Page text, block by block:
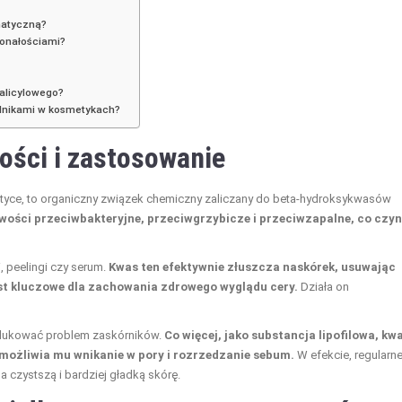
w kosmetykach?
i zastosowanie
to organiczny związek chemiczny zaliczany do beta-hydroksykwasów
przeciwbakteryjne, przeciwgrzybicze i przeciwzapalne, co
czy serum. Kwas ten efektywnie złuszcza naskórek, usuwając
kluczowe dla zachowania zdrowego wyglądu cery. Działa on
problem zaskórników. Co więcej, jako substancja lipofilowa,
mu wnikanie w pory i rozrzedzanie sebum. W efekcie, regularne
czystszą i bardziej gładką skórę.